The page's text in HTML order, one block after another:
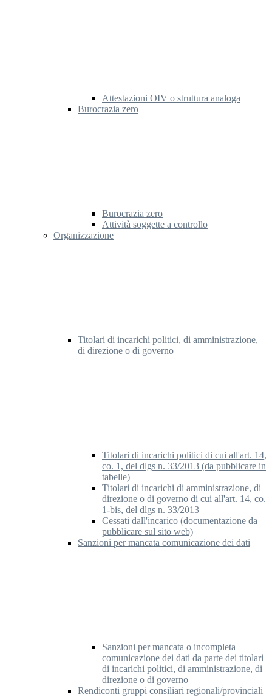
Attestazioni OIV o struttura analoga
Burocrazia zero
Burocrazia zero
Attività soggette a controllo
Organizzazione
Titolari di incarichi politici, di amministrazione,
di direzione o di governo
Titolari di incarichi politici di cui all'art. 14,
co. 1, del dlgs n. 33/2013 (da pubblicare in
tabelle)
Titolari di incarichi di amministrazione, di
direzione o di governo di cui all'art. 14, co.
1-bis, del dlgs n. 33/2013
Cessati dall'incarico (documentazione da
pubblicare sul sito web)
Sanzioni per mancata comunicazione dei dati
Sanzioni per mancata o incompleta
comunicazione dei dati da parte dei titolari
di incarichi politici, di amministrazione, di
direzione o di governo
Rendiconti gruppi consiliari regionali/provinciali